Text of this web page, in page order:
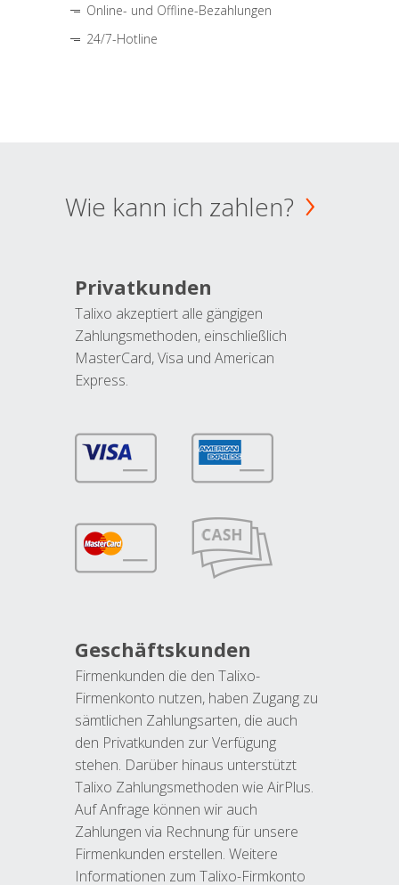
Online- und Offline-Bezahlungen
24/7-Hotline
Wie kann ich zahlen?
Privatkunden
Talixo akzeptiert alle gängigen
Zahlungsmethoden, einschließlich
MasterCard, Visa und American
Express.
Geschäftskunden
Firmenkunden die den Talixo-
Firmenkonto nutzen, haben Zugang zu
sämtlichen Zahlungsarten, die auch
den Privatkunden zur Verfügung
stehen. Darüber hinaus unterstützt
Talixo Zahlungsmethoden wie AirPlus.
Auf Anfrage können wir auch
Zahlungen via Rechnung für unsere
Firmenkunden erstellen. Weitere
Informationen zum Talixo-Firmkonto